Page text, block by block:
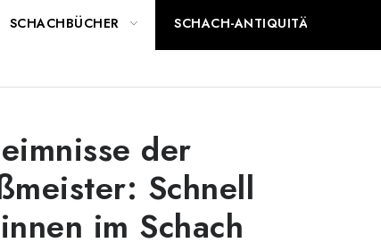
SCHACHBÜCHER SCHACH-ANTIQUITÄTENLADEN
der
Schnell
im Schach